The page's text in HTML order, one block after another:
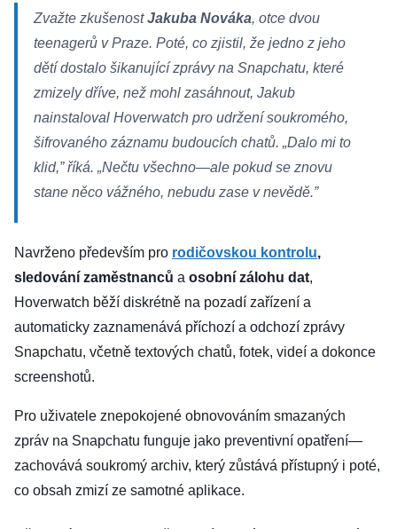
Zvažte zkušenostJakuba Nováka, otce dvou
teenagerů v Praze. Poté, co zjistil, že jedno z jeho
dětí dostalo šikanující zprávy na Snapchatu, které
zmizely dříve, než mohl zasáhnout, Jakub
nainstaloval Hoverwatch pro udržení soukromého,
šifrovaného záznamu budoucích chatů. „Dalo mi to
klid,” říká. „Nečtu všechno—ale pokud se znovu
stane něco vážného, nebudu zase v nevědě.”
Navrženo především pro rodičovskou kontrolu,
sledování zaměstnanců a osobní zálohu dat,
Hoverwatch běží diskrétně na pozadí zařízení a
automaticky zaznamenává příchozí a odchozí zprávy
Snapchatu, včetně textových chatů, fotek, videí a dokonce
screenshotů.
Pro uživatele znepokojené obnovováním smazaných
zpráv na Snapchatu funguje jako preventivní opatření—
zachovává soukromý archiv, který zůstává přístupný i poté,
co obsah zmizí ze samotné aplikace.